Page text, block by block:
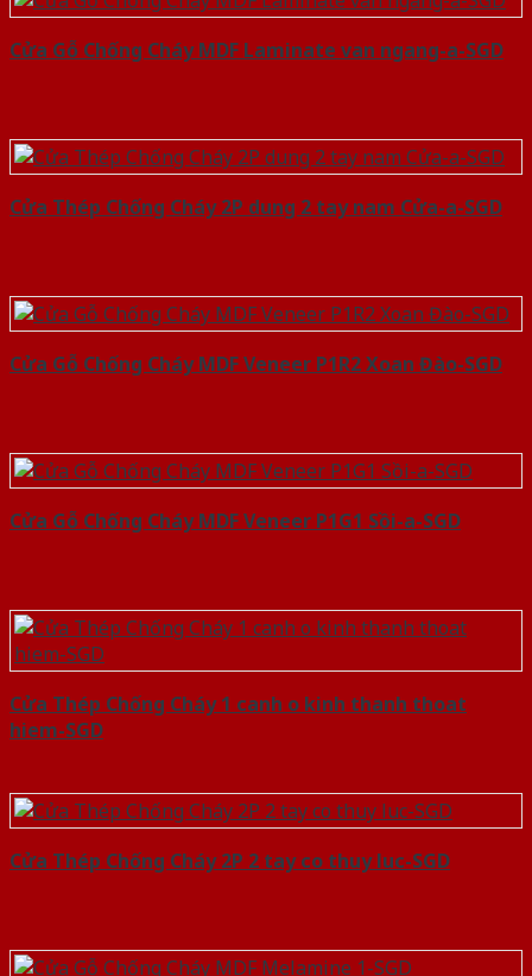
Cửa Gỗ Chống Cháy MDF Laminate van ngang-a-SGD
Cửa Thép Chống Cháy 2P dung 2 tay nam Cửa-a-SGD
Cửa Gỗ Chống Cháy MDF Veneer P1R2 Xoan Đào-SGD
Cửa Gỗ Chống Cháy MDF Veneer P1G1 Sồi-a-SGD
Cửa Thép Chống Cháy 1 canh o kinh thanh thoat
hiem-SGD
Cửa Thép Chống Cháy 2P 2 tay co thuy luc-SGD